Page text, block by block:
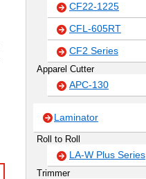
CF22-1225
CFL-605RT
CF2 Series
Apparel Cutter
APC-130
Laminator
Roll to Roll
LA-W Plus Series
Trimmer